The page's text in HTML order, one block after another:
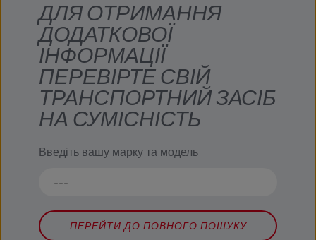
ДЛЯ ОТРИМАННЯ
ДОДАТКОВОЇ
ІНФОРМАЦІЇ
ПЕРЕВІРТЕ СВІЙ
ТРАНСПОРТНИЙ ЗАСІБ
НА СУМІСНІСТЬ
Введіть вашу марку та модель
ПЕРЕЙТИ ДО ПОВНОГО ПОШУКУ